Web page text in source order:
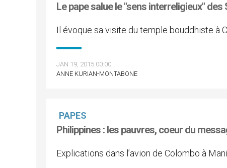
Le pape salue le "sens interreligieux" des
Il évoque sa visite du temple bouddhiste à
JAN 19, 2015 00:00
ANNE KURIAN-MONTABONE
PAPES
Philippines : les pauvres, coeur du
Explications dans l’avion de Colombo à